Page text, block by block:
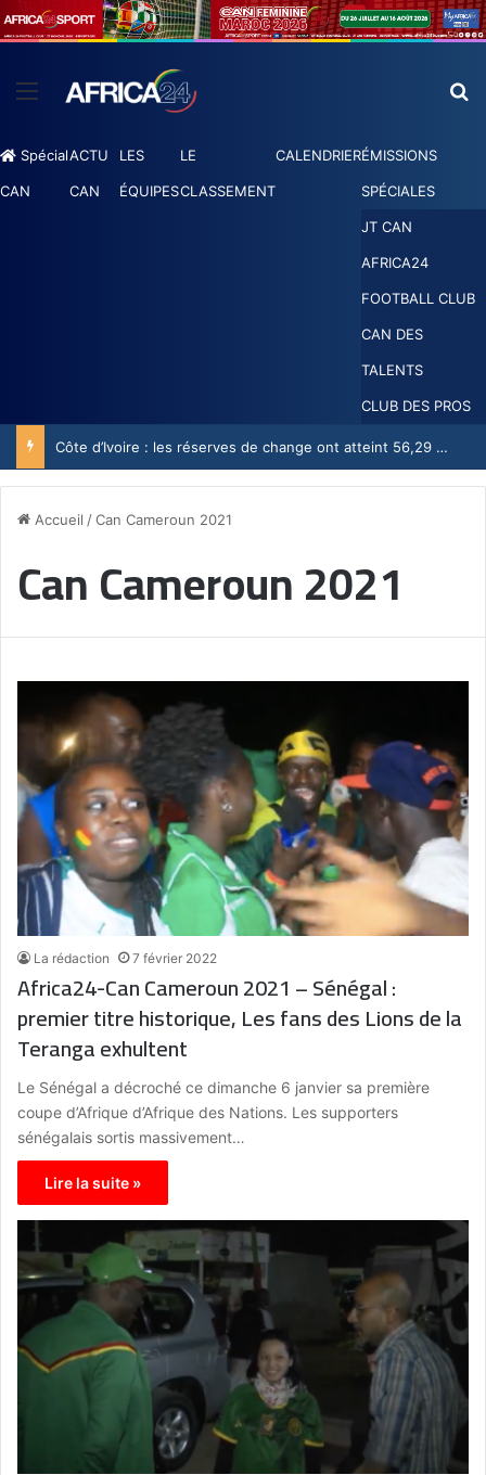
Spécial
CAN
ACTU
CAN
LES
ÉQUIPES
LE
CLASSEMENT
CALENDRIERÉMISSIONS
SPÉCIALES
JT CAN
AFRICA24
FOOTBALL CLUB
CAN DES
TALENTS
CLUB DES PROS
Accueil /Can Cameroun 2021
Can Cameroun 2021
La rédaction 7 février 2022
Africa24-Can Cameroun 2021 – Sénégal :
premier titre historique, Les fans des Lions de la
Teranga exhultent
Le Sénégal a décroché ce dimanche 6 janvier sa première
coupe d’Afrique d’Afrique des Nations. Les supporters
sénégalais sortis massivement…
Lire la suite »